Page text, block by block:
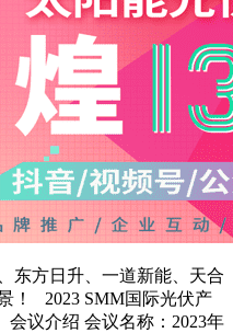
东方日升、一道新能、天合
！ 2023 SMM国际光伏产
会议介绍 会议名称：2023年